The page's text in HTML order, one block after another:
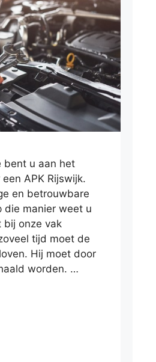
bent u aan het
APK Rijswijk.
en betrouwbare
die manier weet u
bij onze vak
tijd moet de
Hij moet door
worden. …